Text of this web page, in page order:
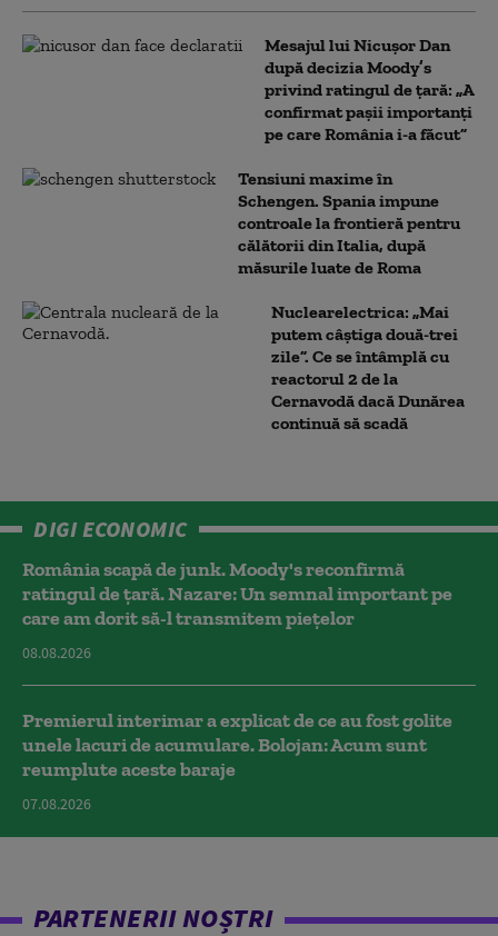
Mesajul lui Nicușor Dan
după decizia Moody’s
privind ratingul de țară: „A
confirmat pașii importanți
pe care România i-a făcut”
Tensiuni maxime în
Schengen. Spania impune
controale la frontieră pentru
călătorii din Italia, după
măsurile luate de Roma
Nuclearelectrica: „Mai
putem câștiga două-trei
zile”. Ce se întâmplă cu
reactorul 2 de la
Cernavodă dacă Dunărea
continuă să scadă
DIGI ECONOMIC
România scapă de junk. Moody's reconfirmă
ratingul de țară. Nazare: Un semnal important pe
care am dorit să-l transmitem piețelor
08.08.2026
Premierul interimar a explicat de ce au fost golite
unele lacuri de acumulare. Bolojan: Acum sunt
reumplute aceste baraje
07.08.2026
PARTENERII NOȘTRI